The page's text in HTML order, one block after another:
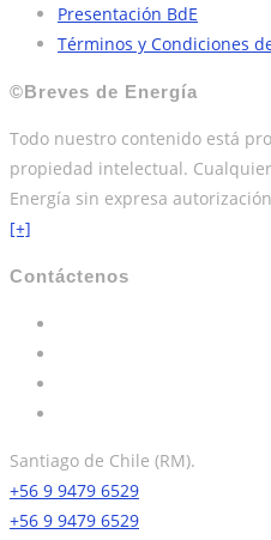
Presentación BdE
Términos y Condiciones
©Breves de Energía
Todo nuestro contenido está
propiedad intelectual.
Energía sin expresa
[+]
Contáctenos
Santiago de Chile (RM).
+56 9 9479 6529
+56 9 9479 6529